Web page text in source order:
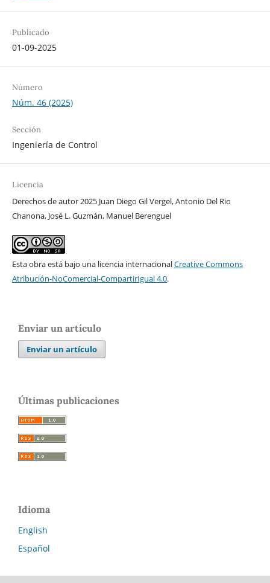
Publicado
01-09-2025
Número
Núm. 46 (2025)
Sección
Ingeniería de Control
Licencia
Derechos de autor 2025 Juan Diego Gil Vergel, Antonio Del Rio
Chanona, José L. Guzmán, Manuel Berenguel
Esta obra está bajo una licencia internacionalCreative Commons
Atribución-NoComercial-CompartirIgual 4.0.
Enviar un artículo
Enviar un artículo
Últimas publicaciones
Idioma
English
Español